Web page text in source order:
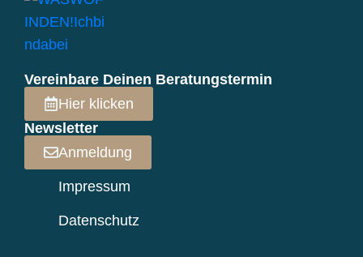
Vereinbare Deinen Beratungstermin
Hier klicken
Newsletter
Anmeldung
Impressum
Datenschutz